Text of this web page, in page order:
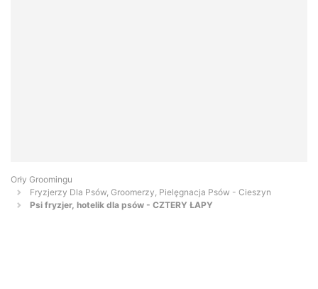
Orły Groomingu
Fryzjerzy Dla Psów, Groomerzy, Pielęgnacja Psów - Cieszyn
Psi fryzjer, hotelik dla psów - CZTERY ŁAPY